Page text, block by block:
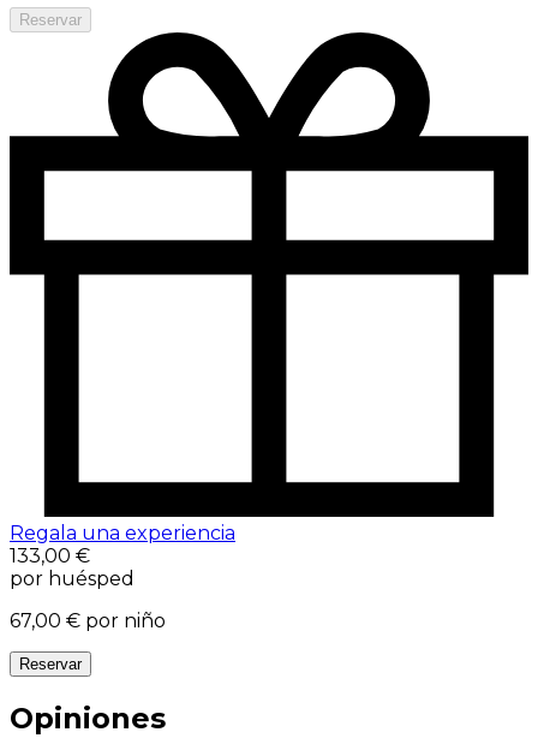
Reservar
Regala una experiencia
133,00 €
por huésped
67,00 € por niño
Reservar
Opiniones